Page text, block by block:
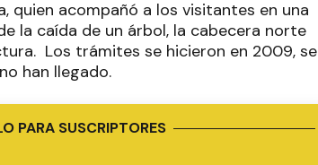
quien acompañó a los visitantes en una
la caída de un árbol, la cabecera norte
Los trámites se hicieron en 2009, se
han llegado.
PARA SUSCRIPTORES